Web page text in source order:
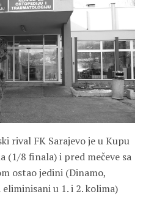
rival FK Sarajevo je u Kupu
(1/8 finala) i pred mečeve sa
ostao jedini (Dinamo,
u 1. i 2. kolima)